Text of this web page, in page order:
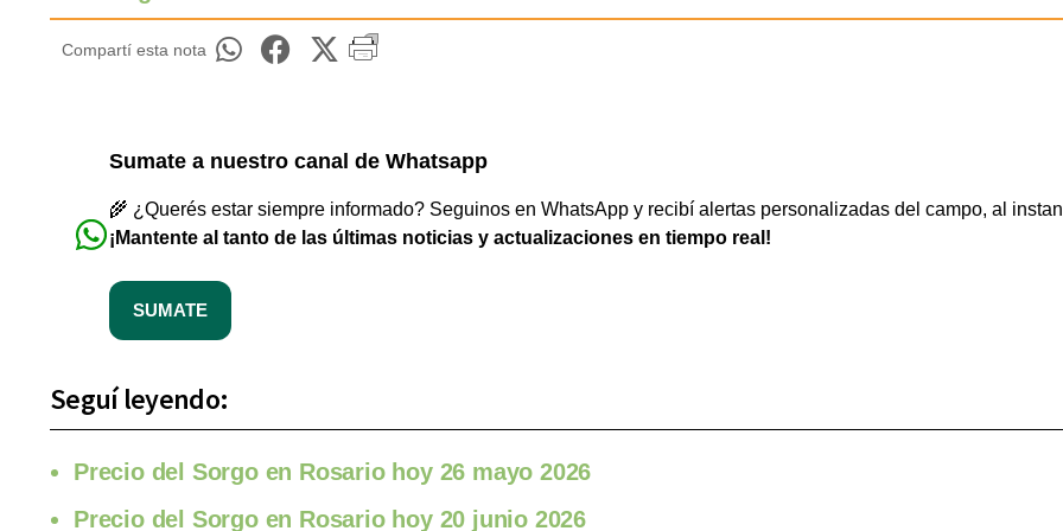
Compartí esta nota
Sumate a nuestro canal de Whatsapp
🌾 ¿Querés estar siempre informado? Seguinos en WhatsApp y recibí alertas personalizadas del campo, al
¡Mantente al tanto de las últimas noticias y actualizaciones en tiempo real!
SUMATE
Seguí leyendo:
Precio del Sorgo en Rosario hoy 26 mayo 2026
Precio del Sorgo en Rosario hoy 20 junio 2026